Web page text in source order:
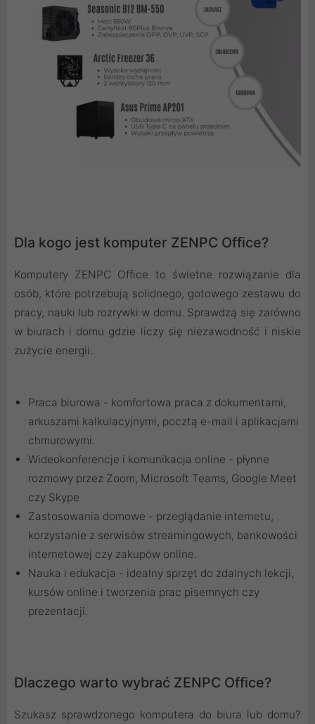
Dla kogo jest komputer ZENPC Office?
Komputery ZENPC Office to świetne rozwiązanie dla
osób, które potrzebują solidnego, gotowego zestawu do
pracy, nauki lub rozrywki w domu. Sprawdzą się zarówno
w biurach i domu gdzie liczy się niezawodność i niskie
zużycie energii.
Praca biurowa - komfortowa praca z dokumentami,
arkuszami kalkulacyjnymi, pocztą e-mail i aplikacjami
chmurowymi.
Wideokonferencje i komunikacja online - płynne
rozmowy przez Zoom, Microsoft Teams, Google Meet
czy Skype
Zastosowania domowe - przeglądanie internetu,
korzystanie z serwisów streamingowych, bankowości
internetowej czy zakupów online.
Nauka i edukacja - idealny sprzęt do zdalnych lekcji,
kursów online i tworzenia prac pisemnych czy
prezentacji.
Dlaczego warto wybrać ZENPC Office?
Szukasz sprawdzonego komputera do biura lub domu?